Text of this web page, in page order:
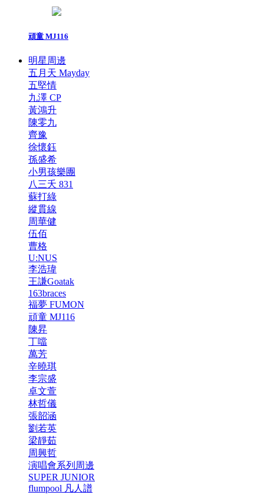
頑童 MJ116
明星周邊
五月天 Mayday
五堅情
九澤 CP
黃鴻升
陳零九
齊豫
徐懷鈺
孫盛希
小男孩樂團
八三夭 831
蘇打綠
縱貫線
周華健
伍佰
曹格
U:NUS
李浩瑋
王謙Goatak
163braces
福夢 FUMON
頑童 MJ116
陳昇
丁噹
萬芳
辛曉琪
李宗盛
卓文萱
林哲儀
張韶涵
劉若英
梁靜茹
周興哲
演唱會系列周邊
SUPER JUNIOR
flumpool 凡人譜